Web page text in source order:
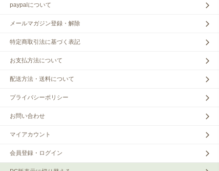
paypalについて
メールマガジン登録・解除
特定商取引法に基づく表記
お支払方法について
配送方法・送料について
プライバシーポリシー
お問い合わせ
マイアカウント
会員登録・ログイン